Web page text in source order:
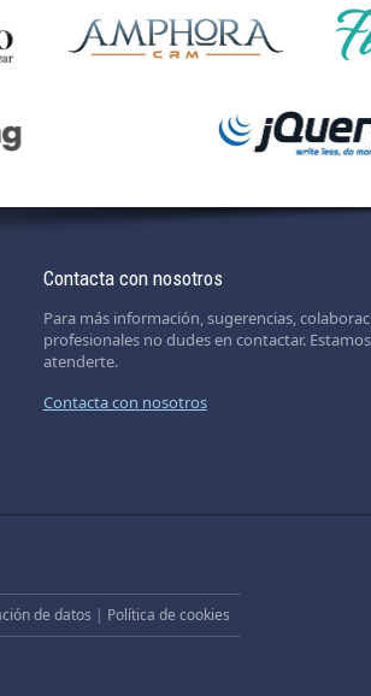
Contacta con nosotros
Para más información, sugerencias,
profesionales no dudes en contactar.
atenderte.
Contacta con nosotros
de datos Política de cookies